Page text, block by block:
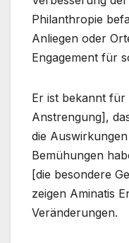
Philanthropie
Anliegen oder
Engagement für
Er ist bekannt
Anstrengung],
die
Bemühungen
[die besondere
zeigen Aminatis
Veränderungen.